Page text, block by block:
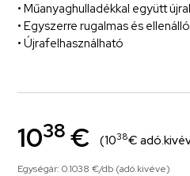
• Műanyaghulladékkal együtt
• Egyszerre rugalmas és ellenálló
• Újrafelhasználható
1038 € (1038€
Egységár: 0.1038 €/db (adó.kivéve)